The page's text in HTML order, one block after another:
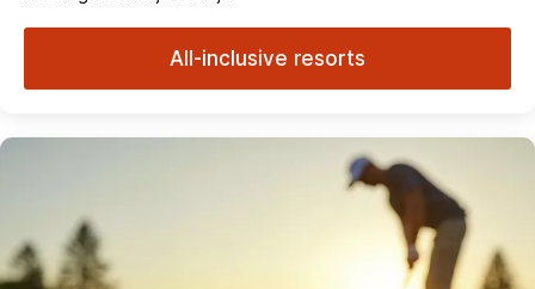
All-inclusive resorts